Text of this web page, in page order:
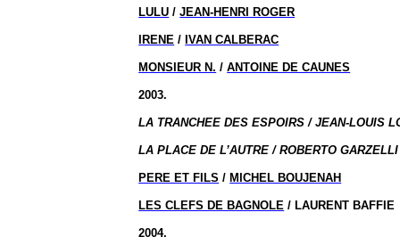
LULU /JEAN-HENRI ROGER
IRENE / IVAN CALBERAC
MONSIEUR N. /ANTOINE DE CAUNES
2003.
LA TRANCHEE DES ESPOIRS / JEAN-LOUIS
LA PLACE DE L’AUTRE / ROBERTO
PERE ET FILS / MICHEL BOUJENAH
LES CLEFS DE BAGNOLE / LAURENT BAFFIE
2004.